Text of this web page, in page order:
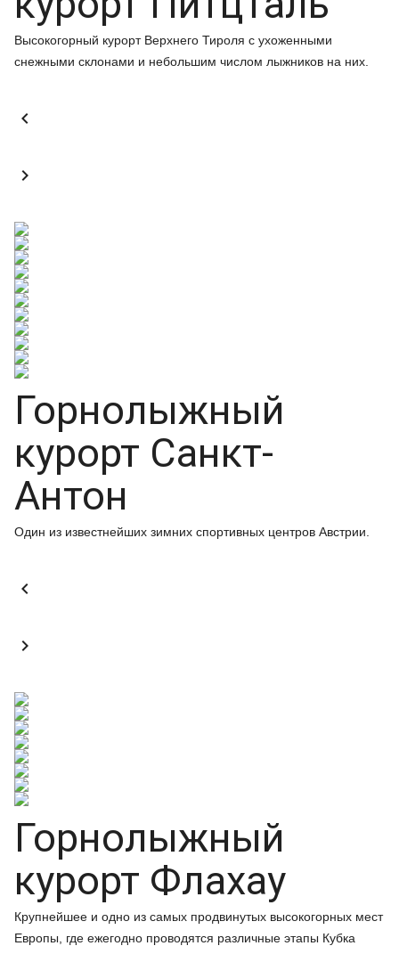
Высокогорный курорт Верхнего Тироля с ухоженными
снежными склонами и небольшим числом лыжников на них.


Горнолыжный
курорт Санкт-
Антон
Один из известнейших зимних спортивных центров Австрии.


Горнолыжный
курорт Флахау
Крупнейшее и одно из самых продвинутых высокогорных мест
Европы, где ежегодно проводятся различные этапы Кубка